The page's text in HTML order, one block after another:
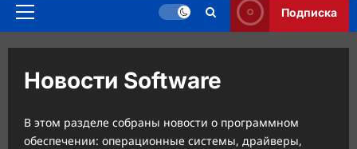
Основное
Подписка
Новости Software
В этом разделе собраны новости о программном
обеспечении: операционные системы, драйверы,